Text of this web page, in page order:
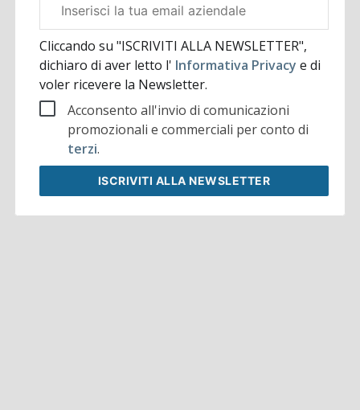
aziendale
Cliccando su "ISCRIVITI ALLA NEWSLETTER",
dichiaro di aver letto l' Informativa Privacye di
voler ricevere la Newsletter.
Acconsento all'invio di comunicazioni
promozionali e commerciali per conto di
terzi.
ISCRIVITI ALLA NEWSLETTER